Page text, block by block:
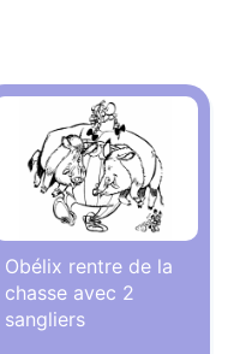
Obélix rentre de la
chasse avec 2
sangliers